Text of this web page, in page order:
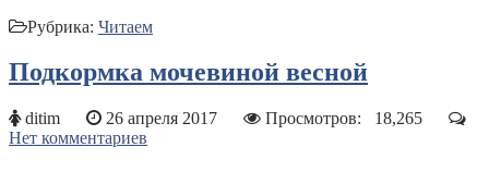
Рубрика: Читаем
Подкормка мочевиной весной
ditim 26 апреля 2017 Просмотров: 18,265
Нет комментариев